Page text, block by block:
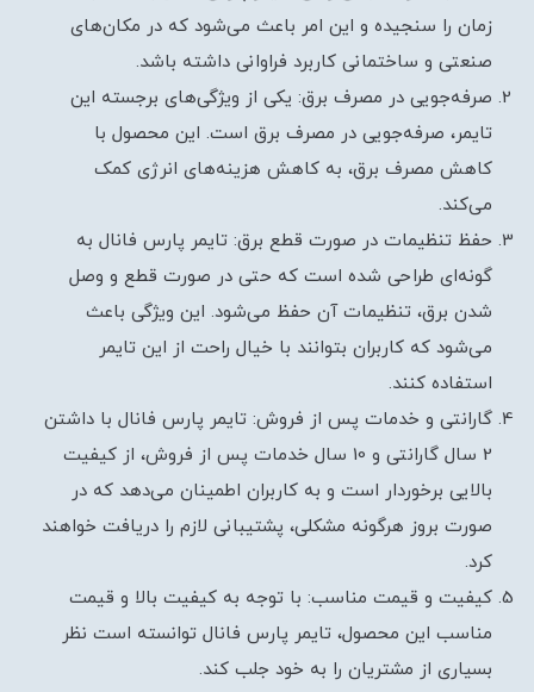
زمان را سنجیده و این امر باعث می‌شود که در مکان‌های
صنعتی و ساختمانی کاربرد فراوانی داشته باشد.
صرفه‌جویی در مصرف برق: یکی از ویژگی‌های برجسته این
تایمر، صرفه‌جویی در مصرف برق است. این محصول با
کاهش مصرف برق، به کاهش هزینه‌های انرژی کمک
می‌کند.
حفظ تنظیمات در صورت قطع برق: تایمر پارس فانال به
گونه‌ای طراحی شده است که حتی در صورت قطع و وصل
شدن برق، تنظیمات آن حفظ می‌شود. این ویژگی باعث
می‌شود که کاربران بتوانند با خیال راحت از این تایمر
استفاده کنند.
گارانتی و خدمات پس از فروش: تایمر پارس فانال با داشتن
2 سال گارانتی و 10 سال خدمات پس از فروش، از کیفیت
بالایی برخوردار است و به کاربران اطمینان می‌دهد که در
صورت بروز هرگونه مشکلی، پشتیبانی لازم را دریافت خواهند
کرد.
کیفیت و قیمت مناسب: با توجه به کیفیت بالا و قیمت
مناسب این محصول، تایمر پارس فانال توانسته است نظر
بسیاری از مشتریان را به خود جلب کند.